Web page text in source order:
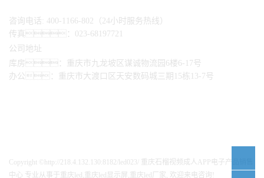
咨询电话: 400-1166-802（24小时服务热线）
传真：023-68197721
公司地址
库房：重庆市九龙坡区谋诚物流园6楼6-17号
办公：重庆市大渡口区天安数码城三期15栋13-7号
Copyright ©http://218.4.132.130:8182/led023/ 重庆石榴视频成人APP电子产品销售
中心 专业从事于 重庆led 重庆led显示屏 重庆led厂家 , 欢迎来电咨询!